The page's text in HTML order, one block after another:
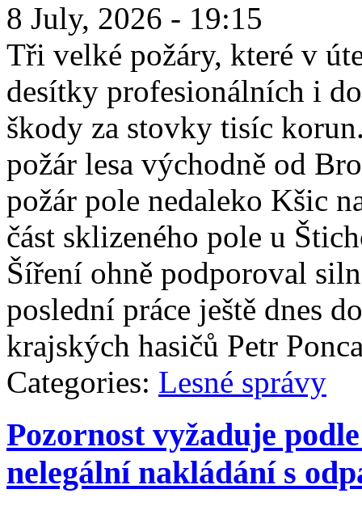
8 July, 2026 - 19:15
Tři velké požáry, které v
desítky profesionálních i
škody za stovky tisíc
požár lesa východně od
požár pole nedaleko Kšic
část sklizeného pole u
Šíření ohně podporoval
poslední práce ještě dnes
krajských hasičů Petr
Categories: Lesné správy
Pozornost vyžaduje
nelegální nakládání s